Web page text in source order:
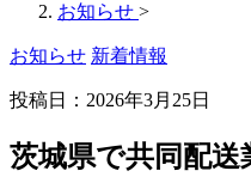
お知らせ >
お知らせ 新着情報
投稿日： 2026年3月25日
茨城県で共同配送